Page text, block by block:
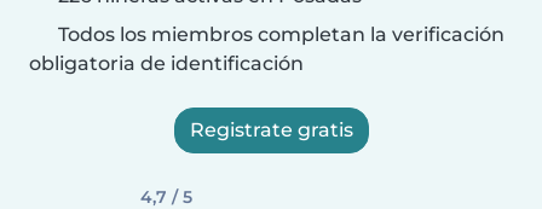
Todos los miembros completan la verificación
obligatoria de identificación
Registrate gratis
4,7 / 5